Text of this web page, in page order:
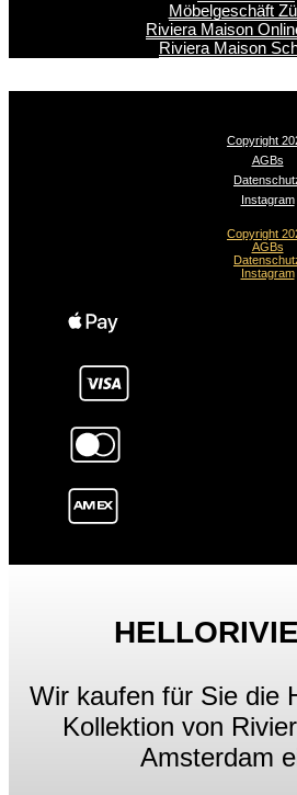
Möbelgeschäft
Riviera Maison
Riviera Maison
Copyright
AGBs
Instagram
Copyright
AGBs
Instagram
Wir kaufen für Sie die
Kollektion von
Amsterdam